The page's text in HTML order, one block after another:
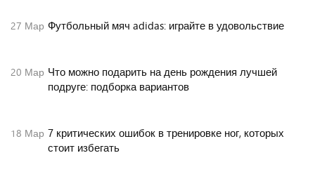
27 Мар Футбольный мяч adidas: играйте в удовольствие
20 Мар Что можно подарить на день рождения лучшей
подруге: подборка вариантов
18 Мар 7 критических ошибок в тренировке ног, которых
стоит избегать